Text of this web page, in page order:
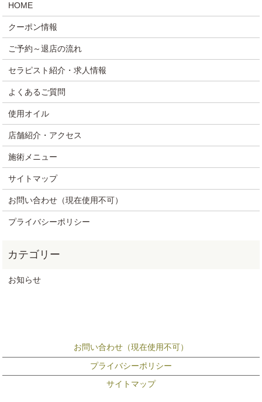
HOME
クーポン情報
ご予約～退店の流れ
セラピスト紹介・求人情報
よくあるご質問
使用オイル
店舗紹介・アクセス
施術メニュー
サイトマップ
お問い合わせ（現在使用不可）
プライバシーポリシー
お知らせ
お問い合わせ（現在使用不可）
プライバシーポリシー
サイトマップ